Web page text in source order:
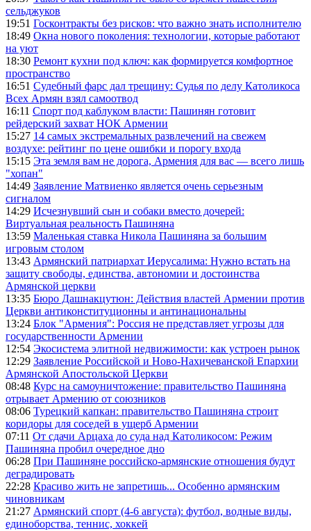
сельджуков
19:51 Госконтракты без рисков: что важно знать исполнителю
18:49 Окна нового поколения: технологии, которые работают
на уют
18:30 Ремонт кухни под ключ: как формируется комфортное
пространство
16:51 Судебный фарс дал трещину: Судья по делу Католикоса
Всех Армян взял самоотвод
16:11 Спорт под каблуком власти: Пашинян готовит
рейдерский захват НОК Армении
15:27 14 самых экстремальных развлечений на свежем
воздухе: рейтинг по цене ошибки и порогу входа
15:15 Эта земля вам не дорога, Армения для вас — всего лишь
"хопан"
14:49 Заявление Матвиенко является очень серьезным
сигналом
14:29 Исчезнувший сын и собаки вместо дочерей:
Виртуальная реальность Пашиняна
13:59 Маленькая ставка Никола Пашиняна за большим
игровым столом
13:43 Армянский патриархат Иерусалима: Нужно встать на
защиту свободы, единства, автономии и достоинства
Армянской церкви
13:35 Бюро Дашнакцутюн: Действия властей Армении против
Церкви антиконституционны и антинациональны
13:24 Блок "Армения": Россия не представляет угрозы для
государственности Армении
12:54 Экосистема элитной недвижимости: как устроен рынок
12:29 Заявление Российской и Ново-Нахичеванской Епархии
Армянской Апостольской Церкви
08:48 Курс на самоуничтожение: правительство Пашиняна
отрывает Армению от союзников
08:06 Турецкий капкан: правительство Пашиняна строит
коридоры для соседей в ущерб Армении
07:11 От сдачи Арцаха до суда над Католикосом: Режим
Пашиняна пробил очередное дно
06:28 При Пашиняне российско-армянские отношения будут
деградировать
22:28 Красиво жить не запретишь... Особенно армянским
чиновникам
21:27 Армянский спорт (4-6 августа): футбол, водные виды,
единоборства, теннис, хоккей